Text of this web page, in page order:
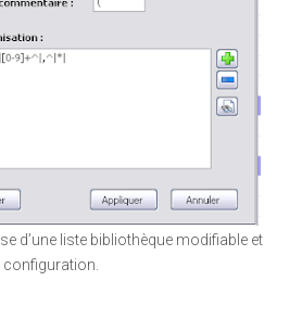
d’une liste bibliothèque modifiable et